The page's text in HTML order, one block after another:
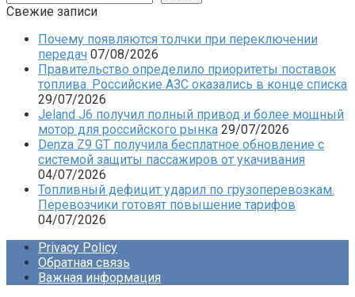
Свежие записи
Почему появляются толчки при переключении
передач 07/08/2026
Правительство определило приоритеты поставок
топлива. Российские АЗС оказались в конце списка
29/07/2026
Jeland J6 получил полный привод и более мощный
мотор для российского рынка 29/07/2026
Denza Z9 GT получила бесплатное обновление с
системой защиты пассажиров от укачивания
04/07/2026
Топливный дефицит ударил по грузоперевозкам.
Перевозчики готовят повышение тарифов
04/07/2026
Privacy Policy
Обратная связь
Важная информация